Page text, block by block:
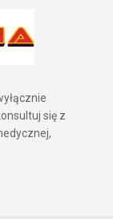
się z